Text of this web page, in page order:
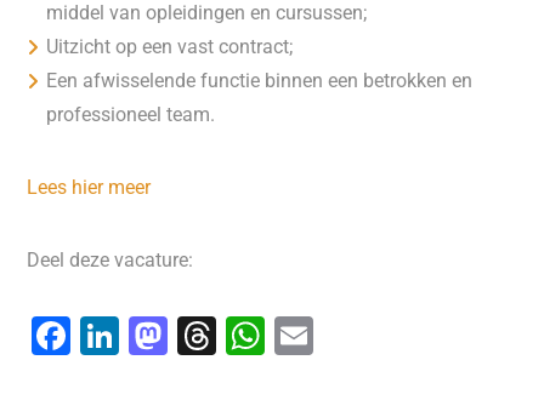
middel van opleidingen en cursussen;
Uitzicht op een vast contract;
Een afwisselende functie binnen een betrokken en
professioneel team.
Lees hier meer
Deel deze vacature:
F
Li M T
W